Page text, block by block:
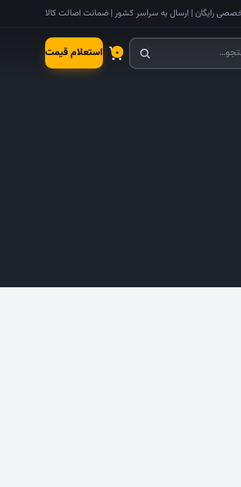
رایگان | ارسال به سراسر کشور | ضمانت اصالت کالا
۰ استعلام قیمت